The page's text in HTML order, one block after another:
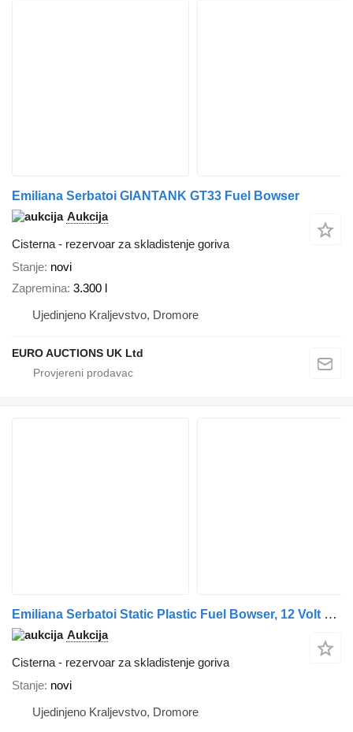
Emiliana Serbatoi GIANTANK GT33 Fuel Bowser
Aukcija
Cisterna - rezervoar za skladistenje goriva
Stanje novi
Zapremina 3.300 l
Ujedinjeno Kraljevstvo, Dromore
EURO AUCTIONS UK Ltd
Emiliana Serbatoi Static Plastic Fuel Bowser, 12 Volt Electric Pump
Aukcija
Cisterna - rezervoar za skladistenje goriva
Stanje novi
Ujedinjeno Kraljevstvo, Dromore